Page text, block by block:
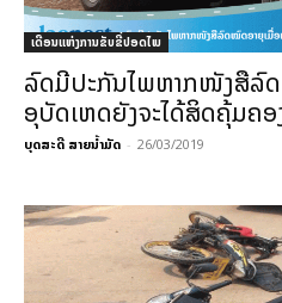
ເດືອນແຫ່ງການຂັບຂີ່ປອດໄພ
ລົດມີປະກັນໄພຫາກໜັງສືລົດ
ອຸບັດເຫດຍັງຈະໄດ້ສິດຄຸ້ມຄ
ບຸດສະດີ ສາຍນ້ຳມັດ - 26/03/2019